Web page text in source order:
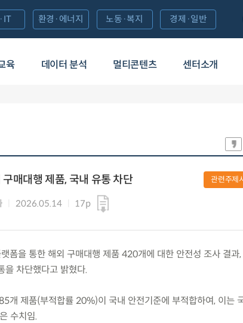
육 데이터 분석 멀티콘텐츠 센터소개
환경·에너지 노동·복지 경제·일반
매대행 제품, 국내 유통 차단
2026.05.14 17p
관련주제
폼을 통한 해외 구매대행 제품 420개에 대한 안전성 조사 결과,
을 차단했다고 밝혔다.
개 제품(부적합률 20%)이 국내 안전기준에 부적합하여, 이는
수치임.